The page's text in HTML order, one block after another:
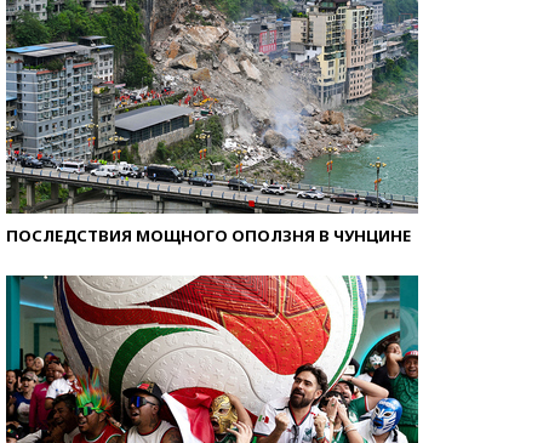
ПОСЛЕДСТВИЯ МОЩНОГО ОПОЛЗНЯ В ЧУНЦИНЕ